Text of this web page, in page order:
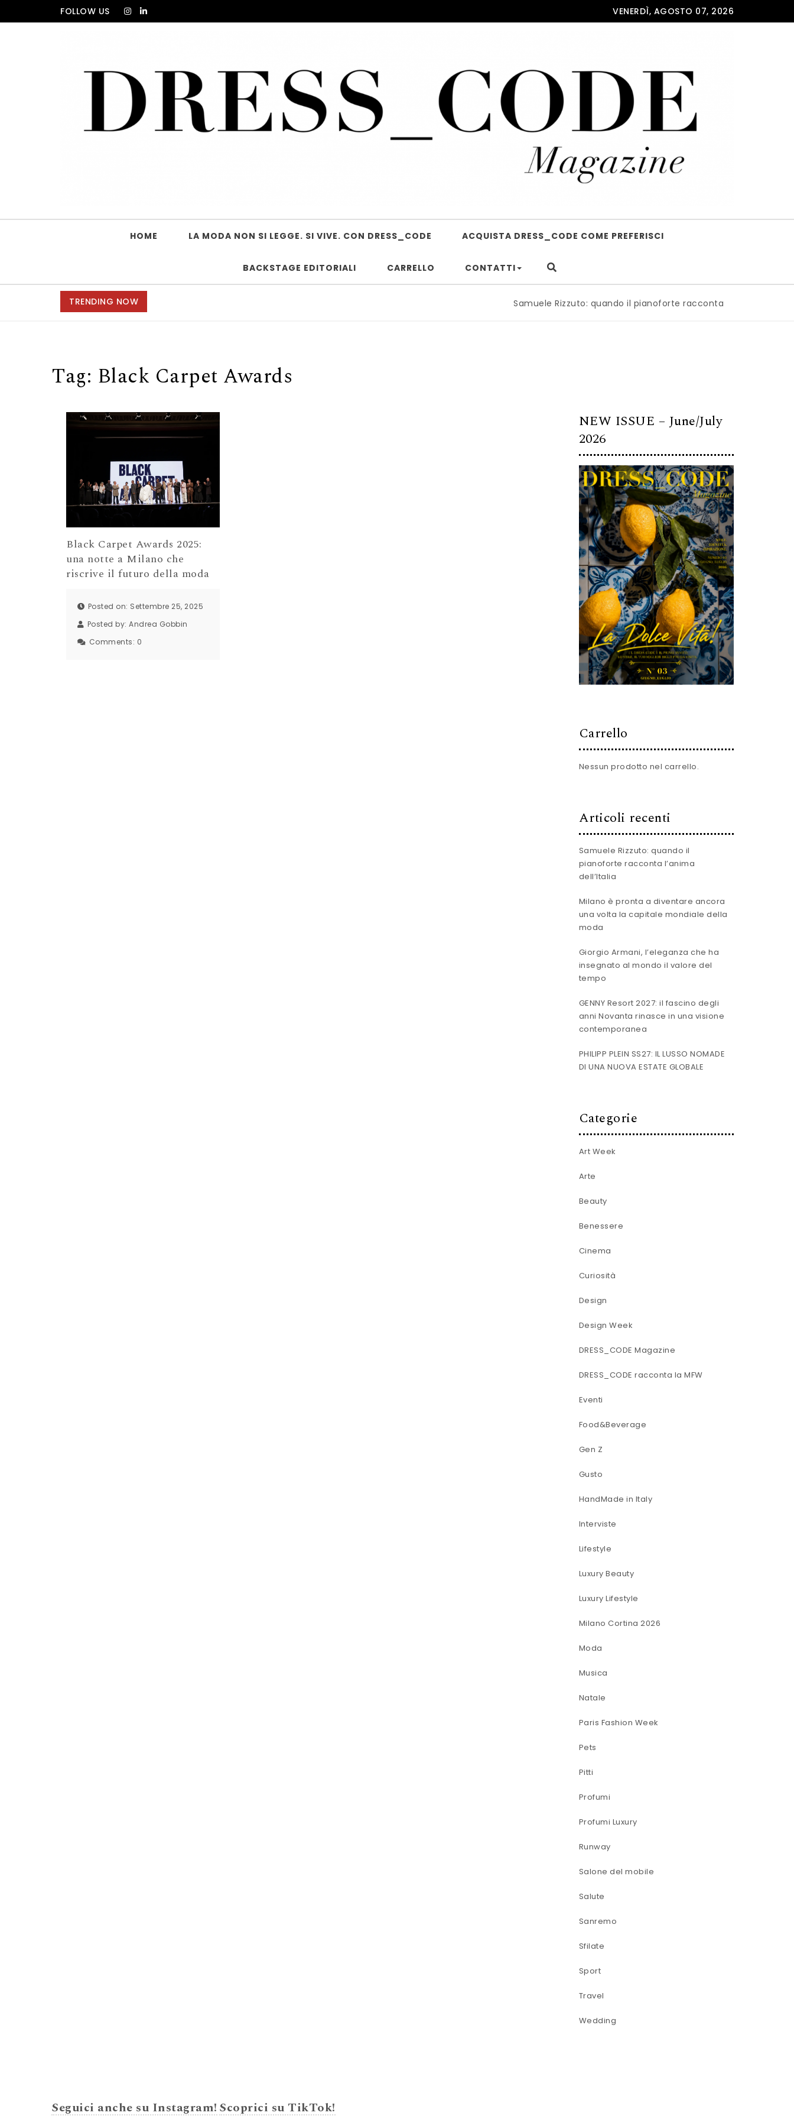
Skip to contentFOLLOW US VENERDÌ, AGOSTO 07, 2026
HOME LA MODA NON SI LEGGE. SI VIVE. CON DRESS_CODE ACQUISTA DRESS_CODE COME PREFERISCI
BACKSTAGE EDITORIALI CARRELLO CONTATTI
TRENDING NOW Samuele Rizzuto: quando il pianoforte racconta l’anima dell’Italia
Tag: Black Carpet Awards
Black Carpet Awards 2025:
una notte a Milano che
riscrive il futuro della moda
Posted on: Settembre 25, 2025
Posted by: Andrea Gobbin
Comments: 0
NEW ISSUE – June/July
2026
Carrello
Nessun prodotto nel carrello.
Articoli recenti
Samuele Rizzuto: quando il
pianoforte racconta l’anima
dell’Italia
Milano è pronta a diventare ancora
una volta la capitale mondiale della
moda
Giorgio Armani, l’eleganza che ha
insegnato al mondo il valore del
tempo
GENNY Resort 2027: il fascino degli
anni Novanta rinasce in una visione
contemporanea
PHILIPP PLEIN SS27: IL LUSSO NOMADE
DI UNA NUOVA ESTATE GLOBALE
Categorie
Art Week
Arte
Beauty
Benessere
Cinema
Curiosità
Design
Design Week
DRESS_CODE Magazine
DRESS_CODE racconta la MFW
Eventi
Food&Beverage
Gen Z
Gusto
HandMade in Italy
Interviste
Lifestyle
Luxury Beauty
Luxury Lifestyle
Milano Cortina 2026
Moda
Musica
Natale
Paris Fashion Week
Pets
Pitti
Profumi
Profumi Luxury
Runway
Salone del mobile
Salute
Sanremo
Sfilate
Sport
Travel
Wedding
Seguici anche su Instagram! Scoprici su TikTok!